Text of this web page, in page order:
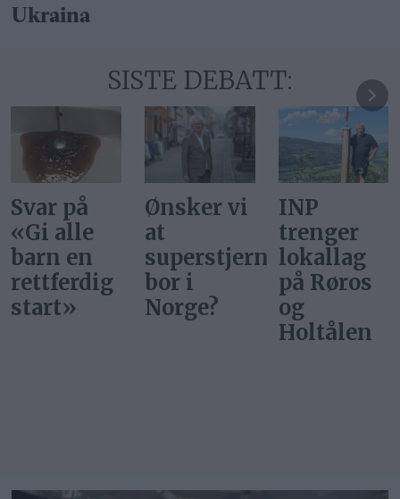
Ukraina
SISTE DEBATT:
Svar på
«Gi alle
barn en
rettferdig
start»
Ønsker vi
at
superstjerner
bor i
Norge?
INP
trenger
lokallag
på Røros
og
Holtålen